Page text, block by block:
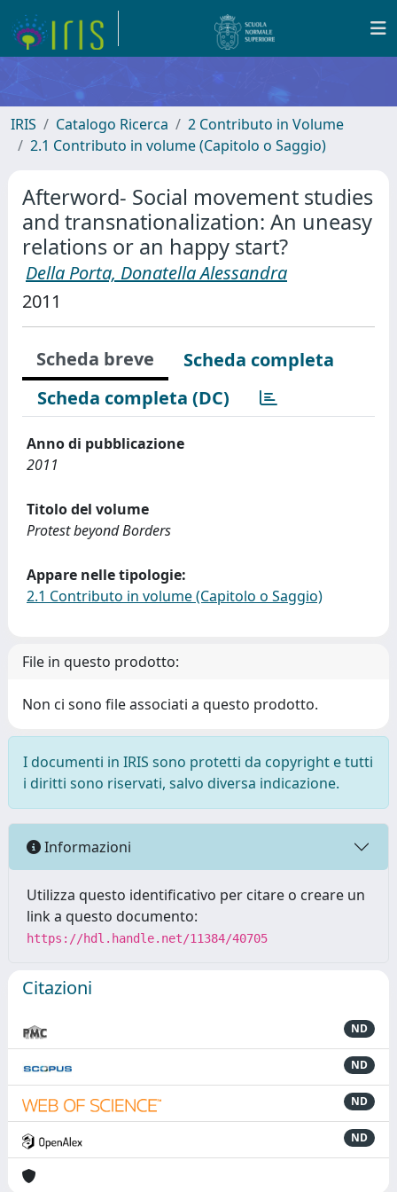
IRIS Catalogo Ricerca
2 Contributo in Volume
2.1 Contributo in volume (Capitolo o Saggio)
Afterword- Social movement studies
and transnationalization: An uneasy
relations or an happy start?
Della Porta, Donatella Alessandra
2011
Scheda breve
Scheda completa
Scheda completa (DC)
Anno di pubblicazione
2011
Titolo del volume
Protest beyond Borders
Appare nelle tipologie:
2.1 Contributo in volume (Capitolo o Saggio)
File in questo prodotto:
Non ci sono file associati a questo prodotto.
I documenti in IRIS sono protetti da copyright e tutti
i diritti sono riservati, salvo diversa indicazione.
Informazioni
Utilizza questo identificativo per citare o creare un
link a questo documento:
https://hdl.handle.net/11384/40705
Citazioni
ND
ND
ND
ND